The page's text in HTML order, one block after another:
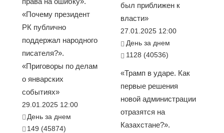
«Почему президент
РК публично
поддержал народного
писателя?».
«Приговоры по делам
о январских
событиях»
29.01.2025 12:00
День за днем
149 (45874)
был приближен к
власти»
27.01.2025 12:00
День за днем
1128 (40536)
«Трамп в ударе. Как
первые решения
новой администрации
отразятся на
Казахстане?».